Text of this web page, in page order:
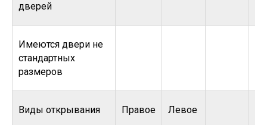
дверей
Имеются двери не
стандартных
размеров
Виды открывания Правое Левое